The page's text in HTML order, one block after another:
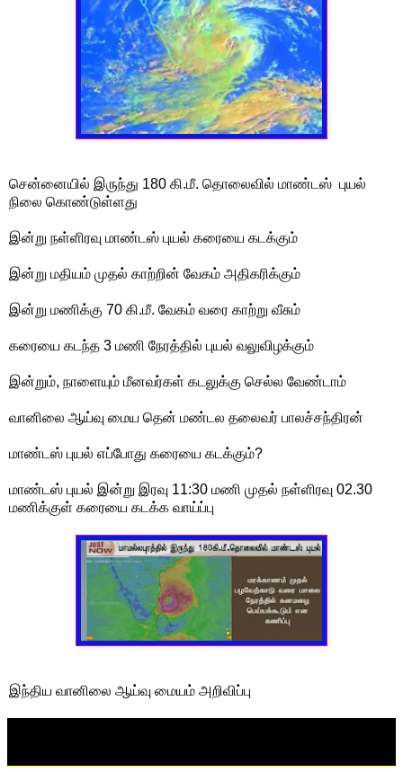
சென்னையில் இருந்து 180 கி.மீ. தொலைவில் மாண்டஸ் புயல்
நிலை கொண்டுள்ளது
இன்று நள்ளிரவு மாண்டஸ் புயல் கரையை கடக்கும்
இன்று மதியம் முதல் காற்றின் வேகம் அதிகரிக்கும்
இன்று மணிக்கு 70 கி.மீ. வேகம் வரை காற்று வீசும்
கரையை கடந்த 3 மணி நேரத்தில் புயல் வலுவிழக்கும்
இன்றும், நாளையும் மீனவர்கள் கடலுக்கு செல்ல வேண்டாம்
வானிலை ஆய்வு மைய தென் மண்டல தலைவர் பாலச்சந்திரன்
மாண்டஸ் புயல் எப்போது கரையை கடக்கும்?
மாண்டஸ் புயல் இன்று இரவு 11:30 மணி முதல் நள்ளிரவு 02.30
மணிக்குள் கரையை கடக்க வாய்ப்பு
இந்திய வானிலை ஆய்வு மையம் அறிவிப்பு